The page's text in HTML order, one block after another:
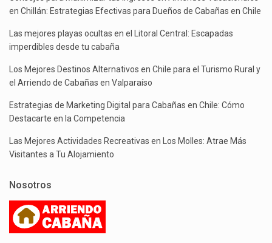
en Chillán: Estrategias Efectivas para Dueños de Cabañas en Chile
Las mejores playas ocultas en el Litoral Central: Escapadas
imperdibles desde tu cabaña
Los Mejores Destinos Alternativos en Chile para el Turismo Rural y
el Arriendo de Cabañas en Valparaíso
Estrategias de Marketing Digital para Cabañas en Chile: Cómo
Destacarte en la Competencia
Las Mejores Actividades Recreativas en Los Molles: Atrae Más
Visitantes a Tu Alojamiento
Nosotros